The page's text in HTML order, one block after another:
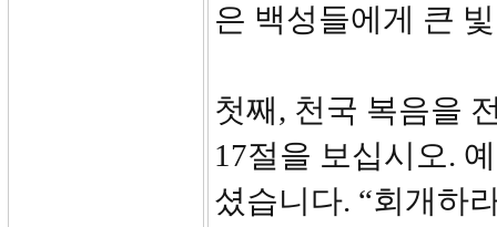
은 백성들에게 큰
첫째, 천국 복음을
17절을 보십시오.
셨습니다. “회개하